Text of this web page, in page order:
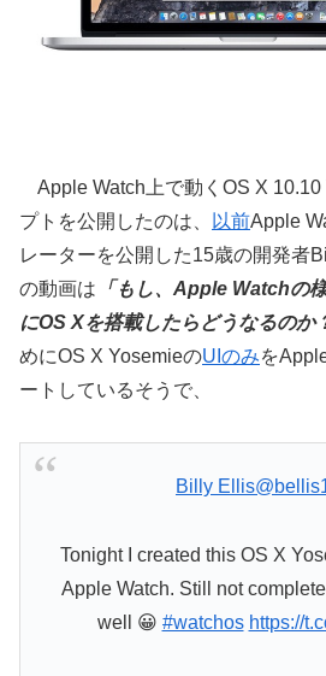
Apple Watch上で動くOS X 10.10
プトを公開したのは、
以前Apple
レーターを公開した15歳の開発者
の動画は 「もし、Apple Watchの
にOS Xを搭載したらどうなるのか
めにOS X YosemieのUIのみを
ートしているそうで、
Billy Ellis
Tonight I created this OS X
Apple Watch. Still not
well 😀 #watchos https://